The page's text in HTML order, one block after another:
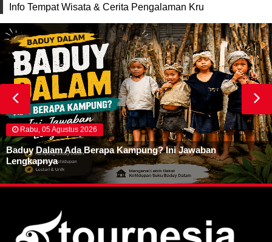
Info Tempat Wisata & Cerita Pengalaman Kru
Rabu, 05 Agustus 2026
Baduy Dalam Ada Berapa Kampung? Ini Jawaban
Lengkapnya